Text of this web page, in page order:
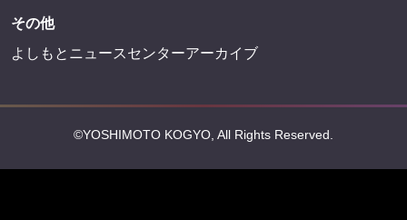
その他
よしもとニュースセンターアーカイブ
©YOSHIMOTO KOGYO, All Rights Reserved.